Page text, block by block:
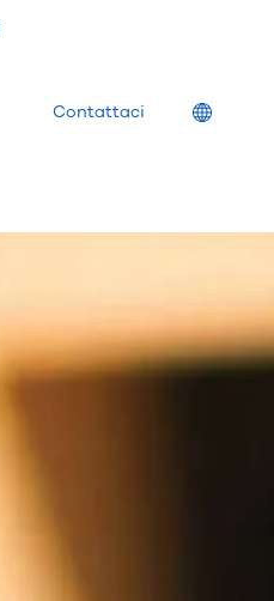
Contattaci Location